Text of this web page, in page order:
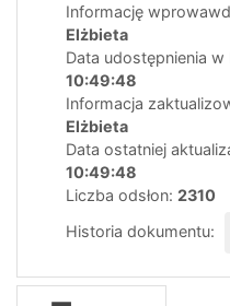
Informację
Elżbieta
Data udostępnienia w
10:49:48
Informacja
Elżbieta
Data ostatniej
10:49:48
Liczba odsłon: 2310
Historia dokumentu: